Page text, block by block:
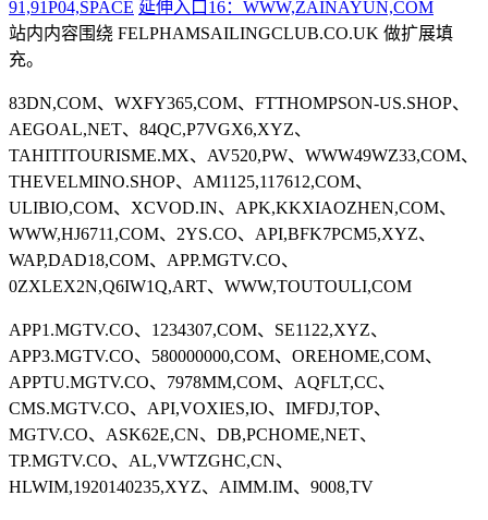
91,91P04,SPACE 延伸入口16：WWW,ZAINAYUN,COM
站内内容围绕 FELPHAMSAILINGCLUB.CO.UK 做扩展填
充。
83DN,COM、WXFY365,COM、FTTHOMPSON-US.SHOP、
AEGOAL,NET、84QC,P7VGX6,XYZ、
TAHITITOURISME.MX、AV520,PW、WWW49WZ33,COM、
THEVELMINO.SHOP、AM1125,117612,COM、
ULIBIO,COM、XCVOD.IN、APK,KKXIAOZHEN,COM、
WWW,HJ6711,COM、2YS.CO、API,BFK7PCM5,XYZ、
WAP,DAD18,COM、APP.MGTV.CO、
0ZXLEX2N,Q6IW1Q,ART、WWW,TOUTOULI,COM
APP1.MGTV.CO、1234307,COM、SE1122,XYZ、
APP3.MGTV.CO、580000000,COM、OREHOME,COM、
APPTU.MGTV.CO、7978MM,COM、AQFLT,CC、
CMS.MGTV.CO、API,VOXIES,IO、IMFDJ,TOP、
MGTV.CO、ASK62E,CN、DB,PCHOME,NET、
TP.MGTV.CO、AL,VWTZGHC,CN、
HLWIM,1920140235,XYZ、AIMM.IM、9008,TV